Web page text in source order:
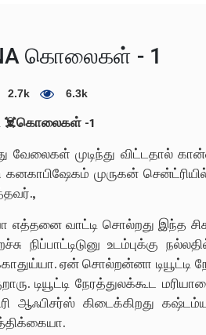
கொலைகள் - 1
2.7k 6.3k
☠️கொலைகள் -1
வேலைகள் முடிந்து விட்டதால்
கனகாபிஷேகம் முருகன்
எத்தனை வாட்டி சொல்றது இந்த
நிப்பாட்டிடுனு உடம்புக்கு
ஏன் சொல்றன்னா
டியூட்டி நேரத்துலக்கூட
ஆஃபிசர்ஸ் கிடைக்கிறது